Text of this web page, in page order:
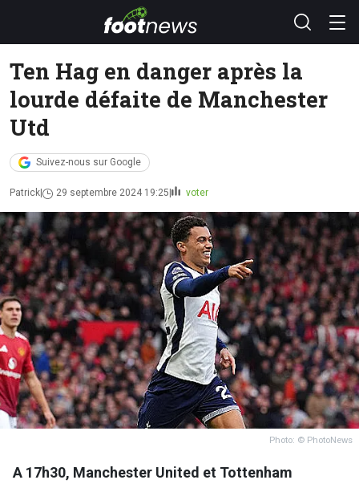
Ten Hag en danger après la
lourde défaite de Manchester
Utd
Suivez-nous sur Google
Patrick 29 septembre 2024 19:25 voter
Photo: © PhotoNews
A 17h30, Manchester United et Tottenham